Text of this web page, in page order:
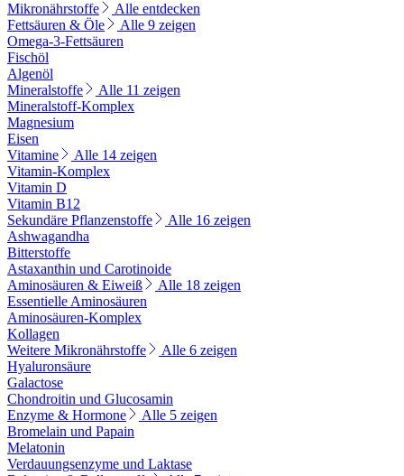
Mikronährstoffe
Alle entdecken
Fettsäuren & Öle
Alle 9 zeigen
Omega-3-Fettsäuren
Fischöl
Algenöl
Mineralstoffe
Alle 11 zeigen
Mineralstoff-Komplex
Magnesium
Eisen
Vitamine
Alle 14 zeigen
Vitamin-Komplex
Vitamin D
Vitamin B12
Sekundäre Pflanzenstoffe
Alle 16 zeigen
Ashwagandha
Bitterstoffe
Astaxanthin und Carotinoide
Aminosäuren & Eiweiß
Alle 18 zeigen
Essentielle Aminosäuren
Aminosäuren-Komplex
Kollagen
Weitere Mikronährstoffe
Alle 6 zeigen
Hyaluronsäure
Galactose
Chondroitin und Glucosamin
Enzyme & Hormone
Alle 5 zeigen
Bromelain und Papain
Melatonin
Verdauungsenzyme und Laktase